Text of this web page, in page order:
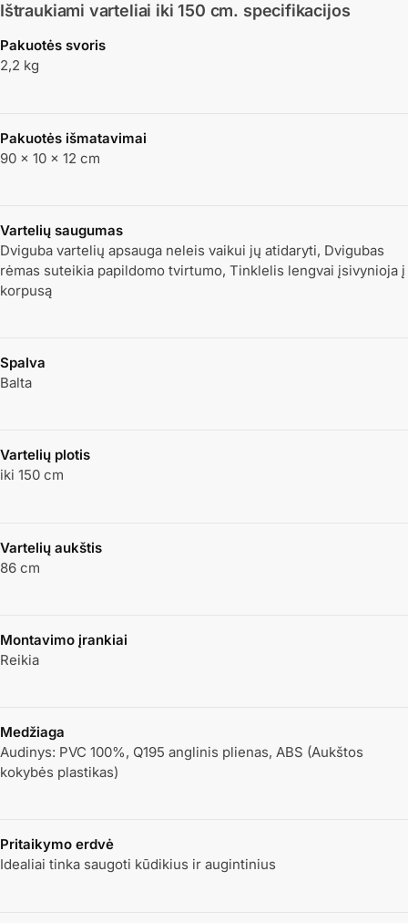
Ištraukiami varteliai iki 150 cm. specifikacijos
Pakuotės svoris
2,2 kg
Pakuotės išmatavimai
90 × 10 × 12 cm
Vartelių saugumas
Dviguba vartelių apsauga neleis vaikui jų atidaryti, Dvigubas
rėmas suteikia papildomo tvirtumo, Tinklelis lengvai įsivynioja į
korpusą
Spalva
Balta
Vartelių plotis
iki 150 cm
Vartelių aukštis
86 cm
Montavimo įrankiai
Reikia
Medžiaga
Audinys: PVC 100%, Q195 anglinis plienas, ABS (Aukštos
kokybės plastikas)
Pritaikymo erdvė
Idealiai tinka saugoti kūdikius ir augintinius